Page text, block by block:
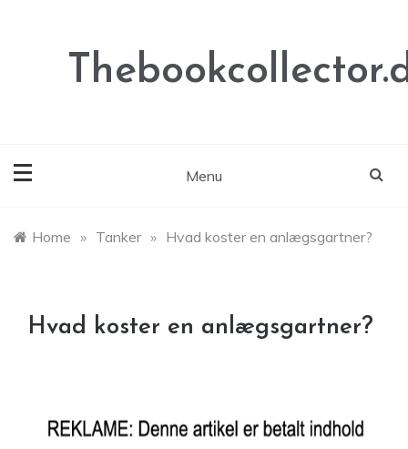
Menu
Home » Tanker » Hvad koster en anlægsgartner?
Hvad koster en anlægsgartner?